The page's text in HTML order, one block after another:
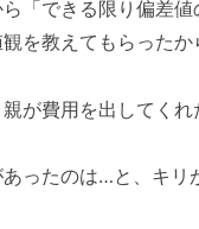
「できる限り偏差値
を教えてもらったか
が費用を出してくれ
ったのは…と、キリ